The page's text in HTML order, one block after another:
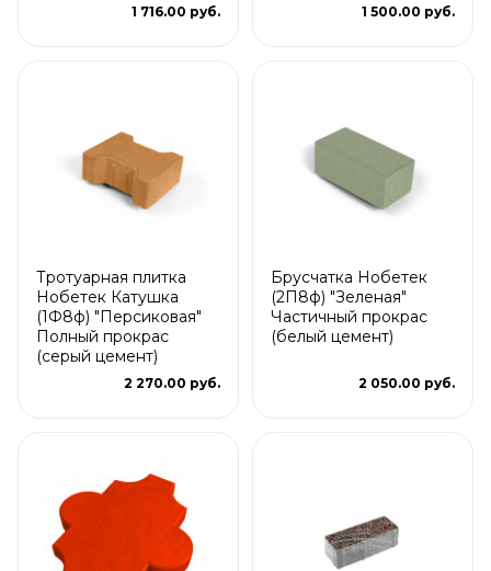
1 716.00 руб. 1 500.00 руб.
Тротуарная плитка
Нобетек Катушка
(1Ф8ф) "Персиковая"
Полный прокрас
(серый цемент)
2 270.00 руб.
Брусчатка Нобетек
(2П8ф) "Зеленая"
Частичный прокрас
(белый цемент)
2 050.00 руб.